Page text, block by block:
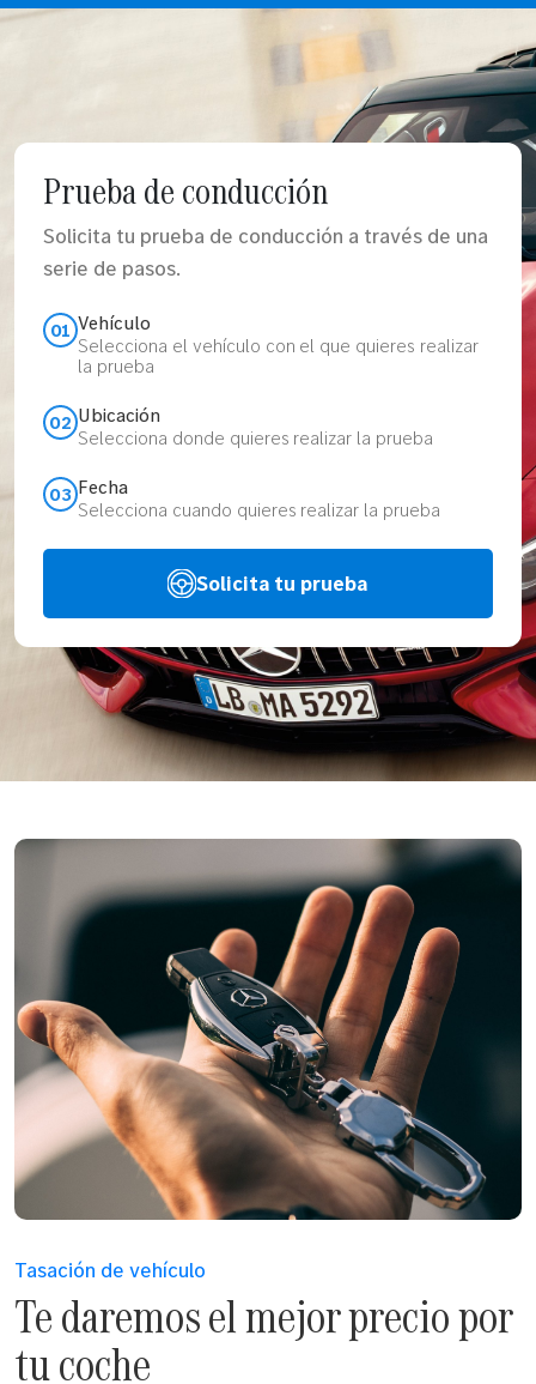
Prueba de conducción
Solicita tu prueba de conducción a través de una
serie de pasos.
01 Vehículo
Selecciona el vehículo con el que quieres realizar
la prueba
02 Ubicación
Selecciona donde quieres realizar la prueba
03 Fecha
Selecciona cuando quieres realizar la prueba
Solicita tu prueba
Tasación de vehículo
Te daremos el mejor precio por
tu coche